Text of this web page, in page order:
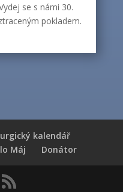
se s námi 30.
pokladem.
kalendář
Máj Donátor